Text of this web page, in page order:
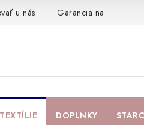
u nás Garancia najlepšej ceny
TEXTÍLIE DOPLNKY